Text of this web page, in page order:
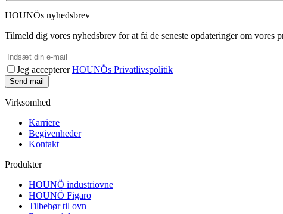
HOUNÖs nyhedsbrev
Tilmeld dig vores nyhedsbrev for at få de seneste opdateringer om
Jeg acceptererHOUNÖs Privatlivspolitik
Virksomhed
Karriere
Begivenheder
Kontakt
Produkter
HOUNÖ industriovne
HOUNÖ Figaro
Tilbehør til ovn